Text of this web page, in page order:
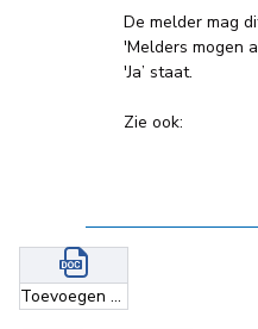
De melder mag
'Melders mogen
'Ja’ staat.
Zie ook:
Toevoegen bijlage .docx